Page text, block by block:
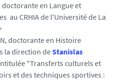
doctorante en Langue et
au CRHIA de l'Université de La
doctorante en Histoire
la direction deStanislas
"Transferts culturels et
et des techniques sportives :